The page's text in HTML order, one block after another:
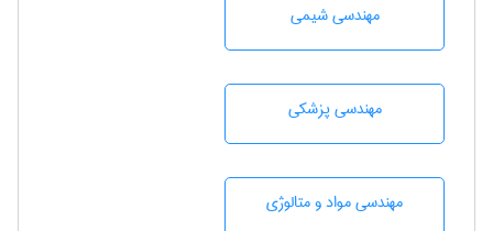
مهندسي شيمی
مهندسی پزشکی
مهندسی مواد و متالوژی